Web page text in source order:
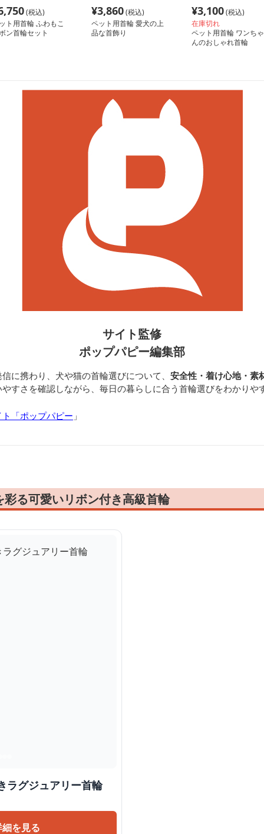
(税込)
ト用首輪 ふわもこ
ン首輪セット
¥3,860(税込)
ペット用首輪 愛犬の上
品な首飾り
¥3,100(税込)
在庫切れ
ペット用首輪 ワンちゃ
んのおしゃれ首輪
サイト監修
ポップパピー編集部
に携わり、犬や猫の首輪選びについて、 安全性・着け心地・素
すさを確認しながら、毎日の暮らしに合う首輪選びをわかりや
「ポップパピー 」
る可愛いリボン付き高級首輪
ボン付きラグジュアリー首輪
を見る